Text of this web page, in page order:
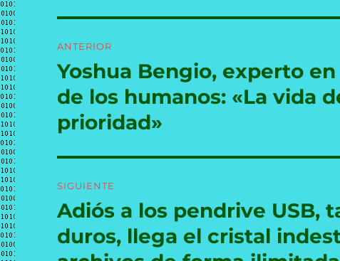
de
entradas
ANTERIOR
Entrada
anterior:
Yoshua Bengio, experto
de los humanos: «La vida
prioridad»
SIGUIENTE
Entrada
siguiente:
Adiós a los pendrive USB,
duros, llega el cristal